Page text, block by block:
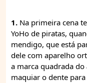
1. Na primeira cena
YoHo de piratas,
mendigo, que está
dele com aparelho
a marca quadrada
maquiar o dente